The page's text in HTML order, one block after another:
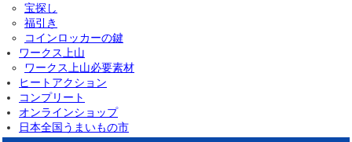
宝探し
福引き
コインロッカーの鍵
ワークス上山
ワークス上山必要素材
ヒートアクション
コンプリート
オンラインショップ
日本全国うまいもの市